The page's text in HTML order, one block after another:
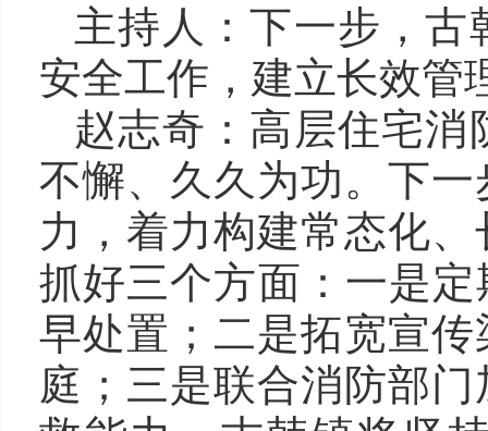
主持人：下一步，
安全工作，建立长效管
赵志奇：高层住宅
不懈、久久为功。下
力，着力构建常态化
抓好三个方面：一是
早处置；二是拓宽宣
庭；三是联合消防部